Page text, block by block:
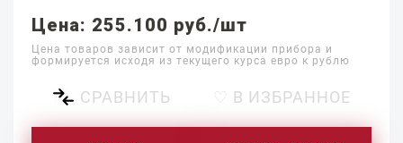
Цена: 255.100 руб./шт
Цена товаров зависит от модификации прибора и
формируется исходя из текущего курса евро к рублю
СРАВНИТЬ ♡ В ИЗБРАННОЕ